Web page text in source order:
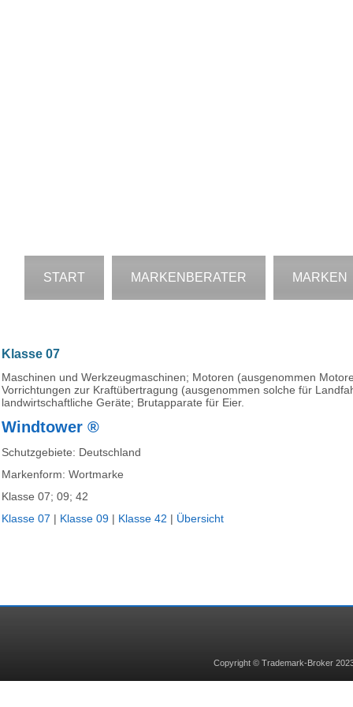
START MARKENBERATER MARKEN
Klasse 07
Maschinen und Werkzeugmaschinen; Motoren (ausgenommen
Vorrichtungen zur Kraftübertragung (ausgenommen solche für
landwirtschaftliche Geräte; Brutapparate für Eier.
Windtower ®
Schutzgebiete: Deutschland
Markenform: Wortmarke
Klasse 07; 09; 42
Klasse 07 | Klasse 09 | Klasse 42 | Übersicht
Copyright ©